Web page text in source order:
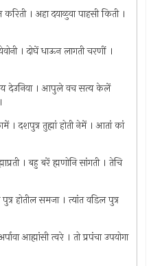
। अहा दयाळुवा पाहसी किती ।
। दोघें धाऊन लागती चरणीं ।
देउनिया । आपुले वच सत्य केलें
। दशपुत्र तुह्मां होती नेमें । आतां कां
। बहु बरें ह्मणोनि सांगती । तेचि
होतील समजा । त्यांत वडिल पुत्र
आह्मांसी त्वरे । तो प्रपंचा उपयोगा